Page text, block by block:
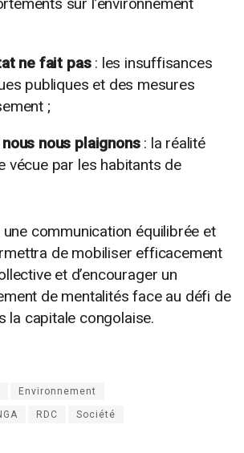
sur l’environnement
ne fait pas: les insuffisances
publiques et des mesures
;
nous plaignons: la réalité
vécue par les habitants de
une communication équilibrée et
de mobiliser efficacement
et d’encourager un
de mentalités face au défi de
la capitale congolaise.
Environnement
RDC Société